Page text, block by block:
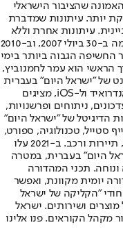
שהציבור הישראלי
יותר. עיתונות שמדברת
עיתונות אחרת וללא
תשלום. המהדורה המודפסת הראשונה פורסמה ב-30 ביולי 2007, וב-2010
החשיפה הגבוה ביותר בימי
הראשי הוא עמר לחמנוביץ,
של "ישראל היום" בעברית
ובאנגלית, כמו כן היישומונים (אפליקציות) לאנדרואיד ול-iOS, מציגים
ניתוחים ופרשנויות,
הדיגיטל של "ישראל היום"
סטייל, טכנולוגיה, ספורט,
כלכלה וצרכנות, בריאות, חיילים, אוכל, יהדות, תיירות ורכב. ב-2021 עלו
היום" בעברית, במטרה
תכני המהדורה
יומית מקוונת, ואפשר
"הקליקה של ישראל
ושירותים. ישראל
מקהל הקוראים. פנו אלינו